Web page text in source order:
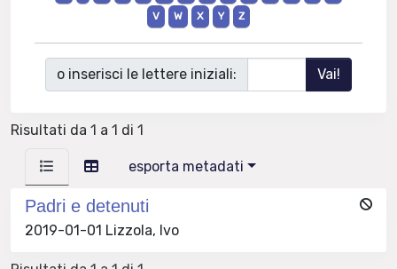
V
W X Y Z
o inserisci le lettere iniziali:
Risultati da 1 a 1 di 1
esporta metadati
Padri e detenuti
2019-01-01 Lizzola, Ivo